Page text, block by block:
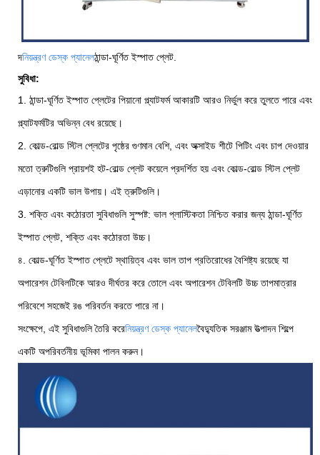
দনিয়ন্ত্রণ ডেস্ক প্যানেলঠান্ডা-ঘূর্ণিত ইস্পাত প্লেট.
সুবিধা:
1. ঠান্ডা-ঘূর্ণিত ইস্পাত প্লেটের পিয়ানো প্ল্যাটফর্ম আকারটি আরও নির্ভুল করে তুলতে পারে এবং
প্ল্যাটফর্মটির অভিন্ন বেধ রয়েছে।
2. কোল্ড-রোল্ড স্টিল প্লেটের পৃষ্ঠের গুণমান বেশি, এবং অক্সাইড শীটে পিটিং এবং চাপ দেওয়ার
মতো ত্রুটিগুলি প্রায়শই হট-রোল্ড প্লেট কয়েলে প্রদর্শিত হয় এবং কোল্ড-রোল্ড স্টিল প্লেট
এড়ানোর একটি ভাল উপায়। এই ত্রুটিগুলি।
3. শক্তি এবং কঠোরতা সুবিধাগুলি সুস্পষ্ট: ভাল প্লাস্টিকতা নিশ্চিত করার জন্য ঠান্ডা-ঘূর্ণিত
ইস্পাত প্লেট, শক্তি এবং কঠোরতা উচ্চ।
৪. কোল্ড-ঘূর্ণিত ইস্পাত প্লেটে স্থায়িত্ব এবং ভাল তাপ প্রতিরোধের বৈশিষ্ট্য রয়েছে যা
অপারেশন টেবিলটিকে আরও দীর্ঘতর করে তোলে এবং অপারেশন টেবিলটি উচ্চ তাপমাত্রার
পরিবেশে সহজেই রঙ পরিবর্তন করতে পারে না।
সংক্ষেপে, এই সুবিধাগুলি তৈরি করেনিয়ন্ত্রণ ডেস্ক প্যানেলবৈদ্যুতিক সরঞ্জাম উত্পাদন শিল্পে
একটি অপরিবর্তনীয় ভূমিকা পালন করুন।